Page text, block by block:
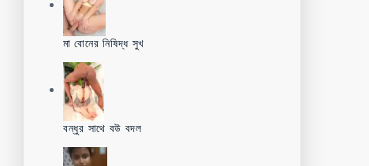
মা বোনের নিষিদ্ধ সুখ
বন্ধুর সাথে বউ বদল